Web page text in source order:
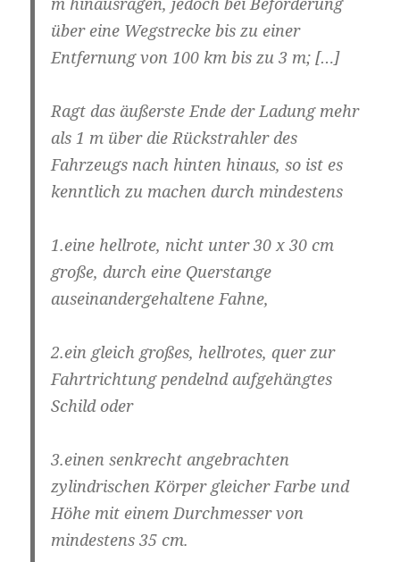
über eine Wegstrecke bis zu einer
Entfernung von 100 km bis zu 3 m; […]
Ragt das äußerste Ende der Ladung mehr
als 1 m über die Rückstrahler des
Fahrzeugs nach hinten hinaus, so ist es
kenntlich zu machen durch mindestens
1.eine hellrote, nicht unter 30 x 30 cm
große, durch eine Querstange
auseinandergehaltene Fahne,
2.ein gleich großes, hellrotes, quer zur
Fahrtrichtung pendelnd aufgehängtes
Schild oder
3.einen senkrecht angebrachten
zylindrischen Körper gleicher Farbe und
Höhe mit einem Durchmesser von
mindestens 35 cm.